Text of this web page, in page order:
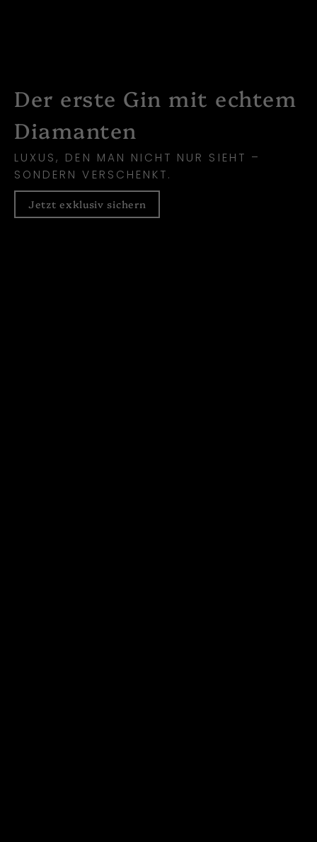
Der erste Gin mit echtem
Diamanten
LUXUS, DEN MAN NICHT NUR SIEHT –
SONDERN VERSCHENKT.
Jetzt exklusiv sichern